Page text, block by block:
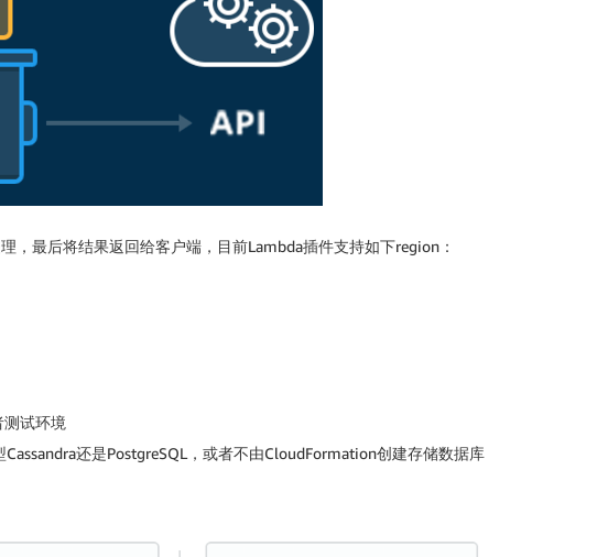
，最后将结果返回给客户端，目前Lambda插件支持如下region：
测试环境
还是PostgreSQL，或者不由CloudFormation创建存储数据库